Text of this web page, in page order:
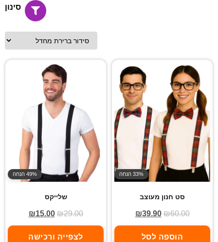
סינון
33% הנחה
סט חנון מעוצב
₪60.00
₪39.90
הוספה לסל
49% הנחה
שלייקס
₪29.00
₪15.00
לצפייה ורכישה